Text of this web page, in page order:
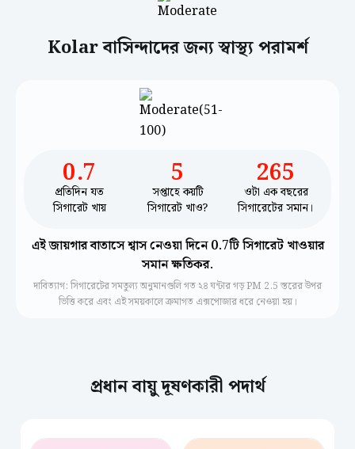
Kolar বাসিন্দাদের জন্য স্বাস্থ্য পরামর্শ
0.7
প্রতিদিন যত
সিগারেট খায়
5
সপ্তাহে কয়টি
সিগারেট খাও?
265
ওটা এক বছরের
সিগারেটের সমান।
এই জায়গার বাতাসে শ্বাস নেওয়া দিনে 0.7টি সিগারেট খাওয়ার
সমান ক্ষতিকর.
দাবিত্যাগ: সিগারেটের সমতুল্য অনুমানগুলি গত ২৪ ঘন্টার গড় PM 2.5 স্তরের উপর
ভিত্তি করে এবং এই সময়কালে ক্রমাগত এক্সপোজার ধরে নেওয়া হয়।
প্রধান বায়ু দূষণকারী পদার্থ